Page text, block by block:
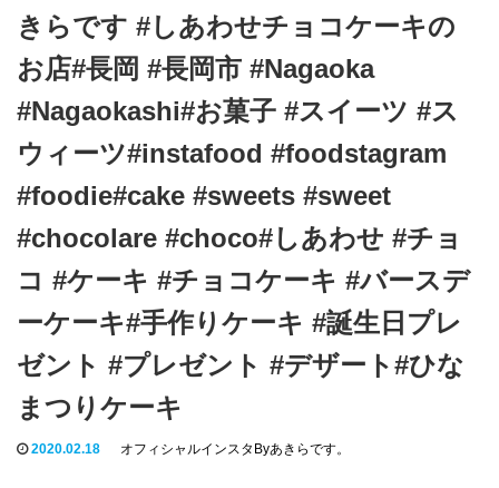
きらです #しあわせチョコケーキの
お店#長岡 #長岡市 #Nagaoka
#Nagaokashi#お菓子 #スイーツ #ス
ウィーツ#instafood #foodstagram
#foodie#cake #sweets #sweet
#chocolare #choco#しあわせ #チョ
コ #ケーキ #チョコケーキ #バースデ
ーケーキ#手作りケーキ #誕生日プレ
ゼント #プレゼント #デザート#ひな
まつりケーキ
2020.02.18 オフィシャルインスタByあきらです。